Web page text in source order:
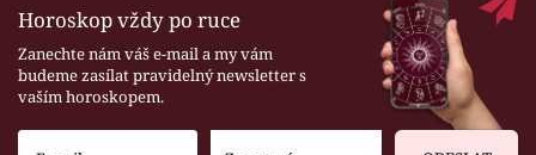
Horoskop vždy po ruce
Zanechte nám váš e-mail a my vám
budeme zasílat pravidelný newsletter s
vaším horoskopem.